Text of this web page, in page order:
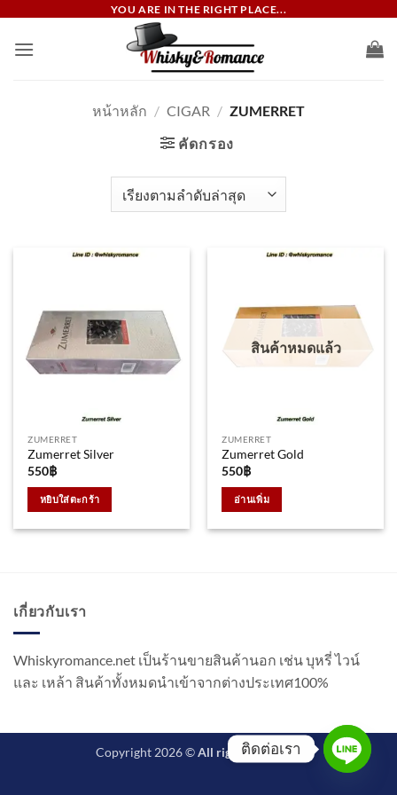
YOU ARE IN THE RIGHT PLACE...
หน้าหลัก / CIGAR / ZUMERRET
คัดกรอง
ZUMERRET
Zumerret Silver
550฿
หยิบใส่ตะกร้า
สินค้าหมดแล้ว
ZUMERRET
Zumerret Gold
550฿
อ่านเพิ่ม
เกี่ยวกับเรา
Whiskyromance.net เป็นร้านขายสินค้านอก เช่น บุหรี่ ไวน์
และ เหล้า สินค้าทั้งหมดนำเข้าจากต่างประเทศ100%
Copyright 2026 ©All rights reserved.
ติดต่อเรา